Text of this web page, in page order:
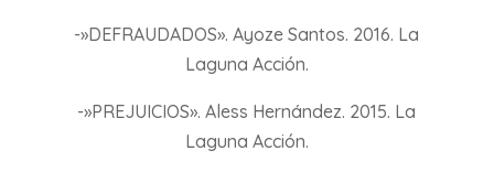
-»DEFRAUDADOS». Ayoze Santos. 2016. La
Laguna Acción.
-»PREJUICIOS». Aless Hernández. 2015. La
Laguna Acción.